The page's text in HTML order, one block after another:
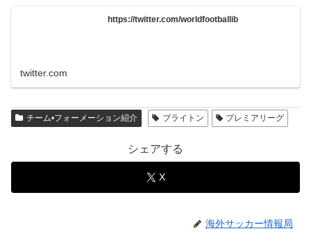
https://twitter.com/worldfootballib
twitter.com
チーム•フォーメーション紹介 ブライトン プレミアリーグ
シェアする
X
海外サッカー情報局